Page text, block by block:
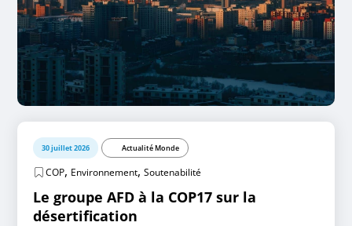
30 juillet 2026 Actualité Monde
COP, Environnement,Soutenabilité
Le groupe AFD à la COP17 sur la
désertification